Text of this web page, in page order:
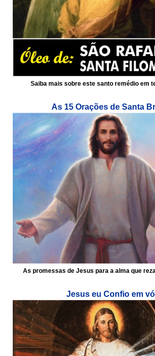
Saiba mais sobre este santo remédio em
As 15 Orações de Santa
As promessas de Jesus para a alma que
Jesus eu Confio em